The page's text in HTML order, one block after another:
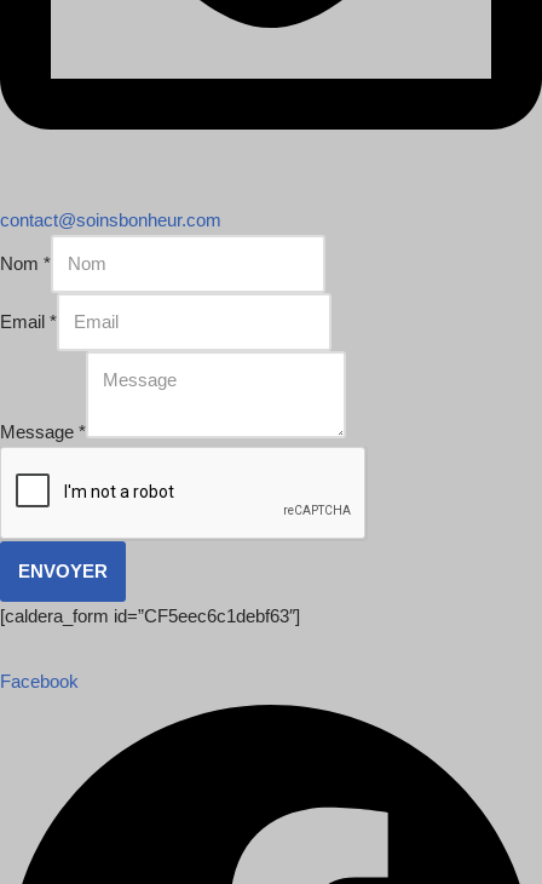
contact@soinsbonheur.com
Nom *
Email *
Message *
ENVOYER
[caldera_form id=”CF5eec6c1debf63″]
Facebook